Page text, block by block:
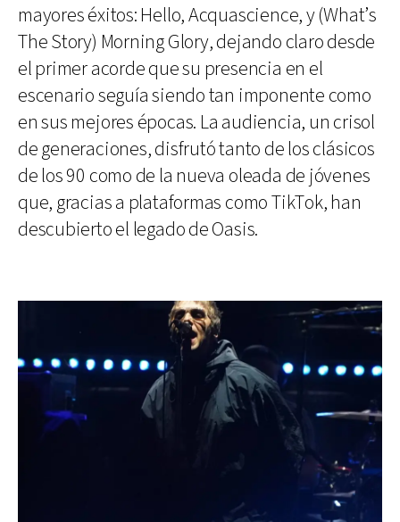
mayores éxitos: Hello, Acquascience, y (What’s
The Story) Morning Glory, dejando claro desde
el primer acorde que su presencia en el
escenario seguía siendo tan imponente como
en sus mejores épocas. La audiencia, un crisol
de generaciones, disfrutó tanto de los clásicos
de los 90 como de la nueva oleada de jóvenes
que, gracias a plataformas como TikTok, han
descubierto el legado de Oasis.